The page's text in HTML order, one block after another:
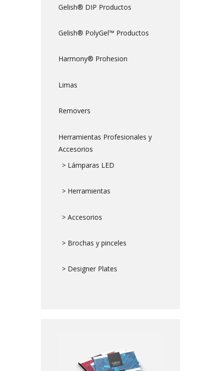
Gelish® DIP Productos
Gelish® PolyGel™ Productos
Harmony® Prohesion
Limas
Removers
Herramientas Profesionales y
Accesorios
> Lámparas LED
> Herramientas
> Accesorios
> Brochas y pinceles
> Designer Plates